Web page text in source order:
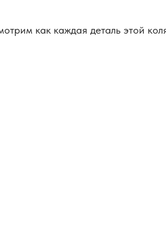
как каждая деталь этой